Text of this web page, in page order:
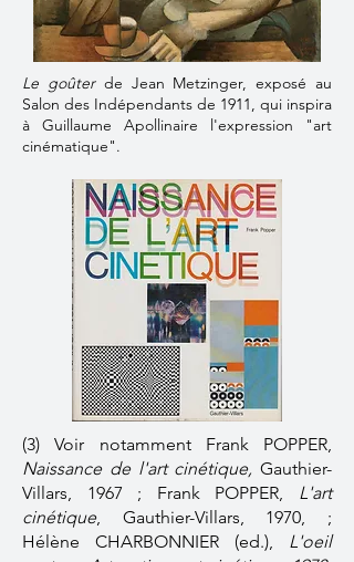
Le goûter de Jean Metzinger, exposé au
Salon des Indépendants de 1911, qui inspira
à Guillaume Apollinaire l'expression "art
cinématique".
(3) Voir notamment Frank POPPER,
Naissance de l'art cinétique, Gauthier-
Villars, 1967 ; Frank POPPER, L'art
cinétique, Gauthier-Villars, 1970, ;
Hélène CHARBONNIER (ed.), L'oeil